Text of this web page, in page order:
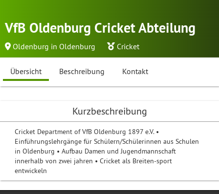
VfB Oldenburg Cricket Abteilung
Oldenburg in Oldenburg Cricket
Übersicht Beschreibung Kontakt
Kurzbeschreibung
Cricket Department of VfB Oldenburg 1897 e.V. •
Einführungslehrgänge für Schülern/Schülerinnen aus Schulen
in Oldenburg • Aufbau Damen und Jugendmannschaft
innerhalb von zwei jahren • Cricket als Breiten-sport
entwickeln